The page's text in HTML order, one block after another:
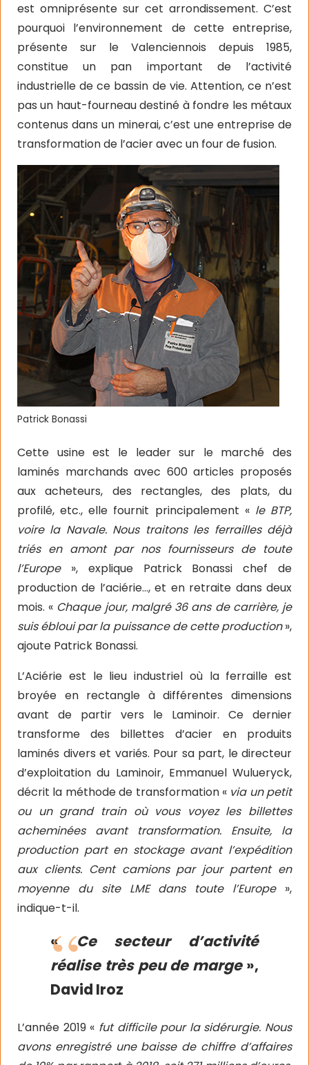
est omniprésente sur cet arrondissement. C’est
pourquoi l’environnement de cette entreprise,
présente sur le Valenciennois depuis 1985,
constitue un pan important de l’activité
industrielle de ce bassin de vie. Attention, ce n’est
pas un haut-fourneau destiné à fondre les métaux
contenus dans un minerai, c’est une entreprise de
transformation de l’acier avec un four de fusion.
Patrick Bonassi
Cette usine est le leader sur le marché des
laminés marchands avec 600 articles proposés
aux acheteurs, des rectangles, des plats, du
profilé, etc., elle fournit principalement «le BTP,
voire la Navale. Nous traitons les ferrailles déjà
triés en amont par nos fournisseurs de toute
l’Europe», explique Patrick Bonassi chef de
production de l’aciérie…, et en retraite dans deux
mois. « Chaque jour, malgré 36 ans de carrière, je
suis ébloui par la puissance de cette production»,
ajoute Patrick Bonassi.
L’Aciérie est le lieu industriel où la ferraille est
broyée en rectangle à différentes dimensions
avant de partir vers le Laminoir. Ce dernier
transforme des billettes d’acier en produits
laminés divers et variés. Pour sa part, le directeur
d’exploitation du Laminoir, Emmanuel Wulueryck,
décrit la méthode de transformation « via un petit
ou un grand train où vous voyez les billettes
acheminées avant transformation. Ensuite, la
production part en stockage avant l’expédition
aux clients. Cent camions par jour partent en
moyenne du site LME dans toute l’Europe»,
indique-t-il.
«Ce secteur d’activité
réalise très peu de marge»,
David Iroz
L’année 2019 « fut difficile pour la sidérurgie. Nous
avons enregistré une baisse de chiffre d’affaires